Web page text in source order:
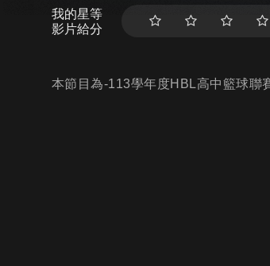
我的星等
影片給分
本節目為-113學年度HBL高中籃球聯